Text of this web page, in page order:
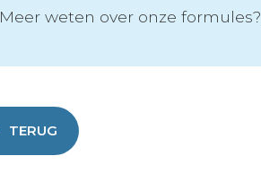
Meer weten over onze formules?
TERUG